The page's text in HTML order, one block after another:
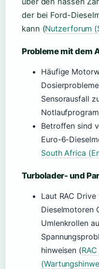
der bei Ford-
kann (Nutzerforum
Probleme mit dem
Häufige
Sensorausfall
Betroffen sind
Euro-6-
South Africa
Turbolader- und
Laut RAC
Dieselmotoren
Umlenkrollen
hinweisen (